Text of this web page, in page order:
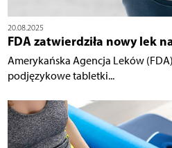
20.08.2025
FDA zatwierdziła nowy lek
Amerykańska Agencja Leków
podjęzykowe tabletki...